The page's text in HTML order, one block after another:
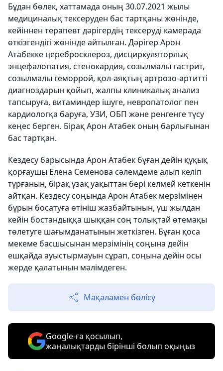
Бұдан бөлек, хаттамада оның 30.07.2021 жылы
медициналық тексеруден бас тартқаны жөнінде,
кейіннен терапевт дәрігердің тексеруді камерада
өткізгендігі жөнінде айтылған. Дәрігер Арон
Атабекке церебросклероз, дисциркуляторлық
энцефалопатия, стенокардия, созылмалы гастрит,
созылмалы геморрой, қол-аяқтың артрозо-артитті
диагноздарын қойып, жалпы клиникалық анализ
тапсыруға, витаминдер ішуге, невропатолог пен
кардиологқа баруға, УЗИ, ОБП және ренгенге түсу
кеңес берген. Бірақ Арон Атабек оның барлығынан
бас тартқан.
Кездесу барысында Арон Атабек бұған дейін құқық
қорғаушы Елена Семенова сәлемдеме алып келіп
тұрғанын, бірақ ұзақ уақыттан бері келмей кеткенін
айтқан. Кездесу соңында Арон Атабек мерзімінен
бұрын босатуға өтініш жазбайтынын, үш жылдан
кейін бостандыққа шыққан соң толықтай өтемақы
төлетуге шағымданатынын жеткізген. Бұған қоса
мекеме басшысынан мерзімінің соңына дейін
ешқайда ауыстырмауын сұрап, соңына дейін осы
жерде қалатынын мәлімдеген.
Мақаламен бөлісу
Google-ға қосылып,
жаңалықтарды бірінші болып оқыңыз